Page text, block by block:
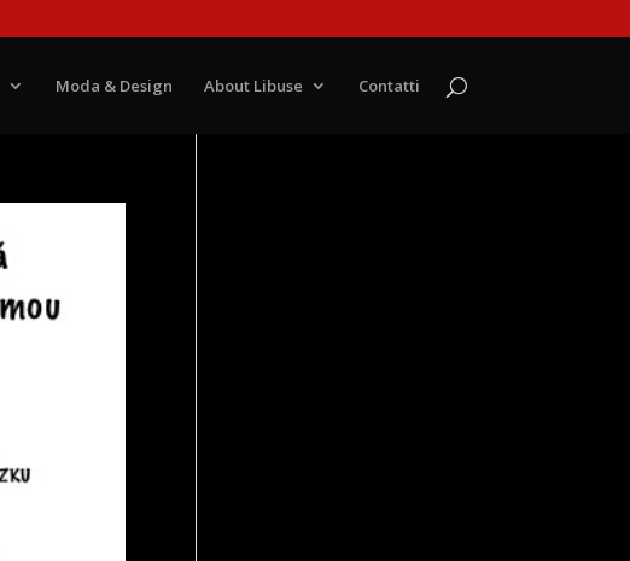
Moda & Design About Libuse Contatti